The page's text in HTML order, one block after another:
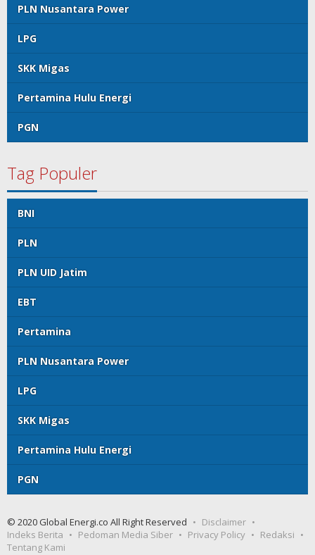
PLN Nusantara Power
LPG
SKK Migas
Pertamina Hulu Energi
PGN
Tag Populer
BNI
PLN
PLN UID Jatim
EBT
Pertamina
PLN Nusantara Power
LPG
SKK Migas
Pertamina Hulu Energi
PGN
© 2020 Global Energi.co All Right Reserved
Disclaimer
Indeks Berita
Pedoman Media Siber Privacy Policy
Redaksi
Tentang Kami